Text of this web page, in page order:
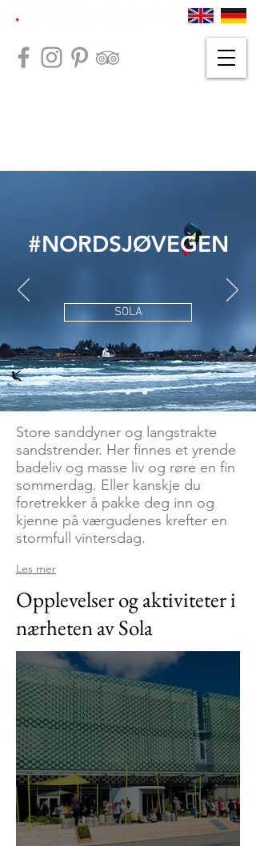
#NORDSJØVEGEN
SOLA
Store sanddyner og langstrakte
sandstrender. Her finnes et yrende
badeliv og masse liv og røre en fin
sommerdag. Eller kanskje du
foretrekker å pakke deg inn og
kjenne på værgudenes krefter en
stormfull vintersdag.
Les mer
Opplevelser og aktiviteter i
nærheten av Sola